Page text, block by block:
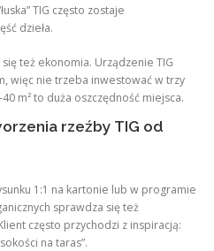
TIG często zostaje
dzieła.
się też ekonomia. Urządzenie TIG
więc nie trzeba inwestować w trzy
m² to duża oszczędność miejsca.
rzeźby TIG od
1:1 na kartonie lub w programie
sprawdza się też
często przychodzi z inspiracją:
na taras”.